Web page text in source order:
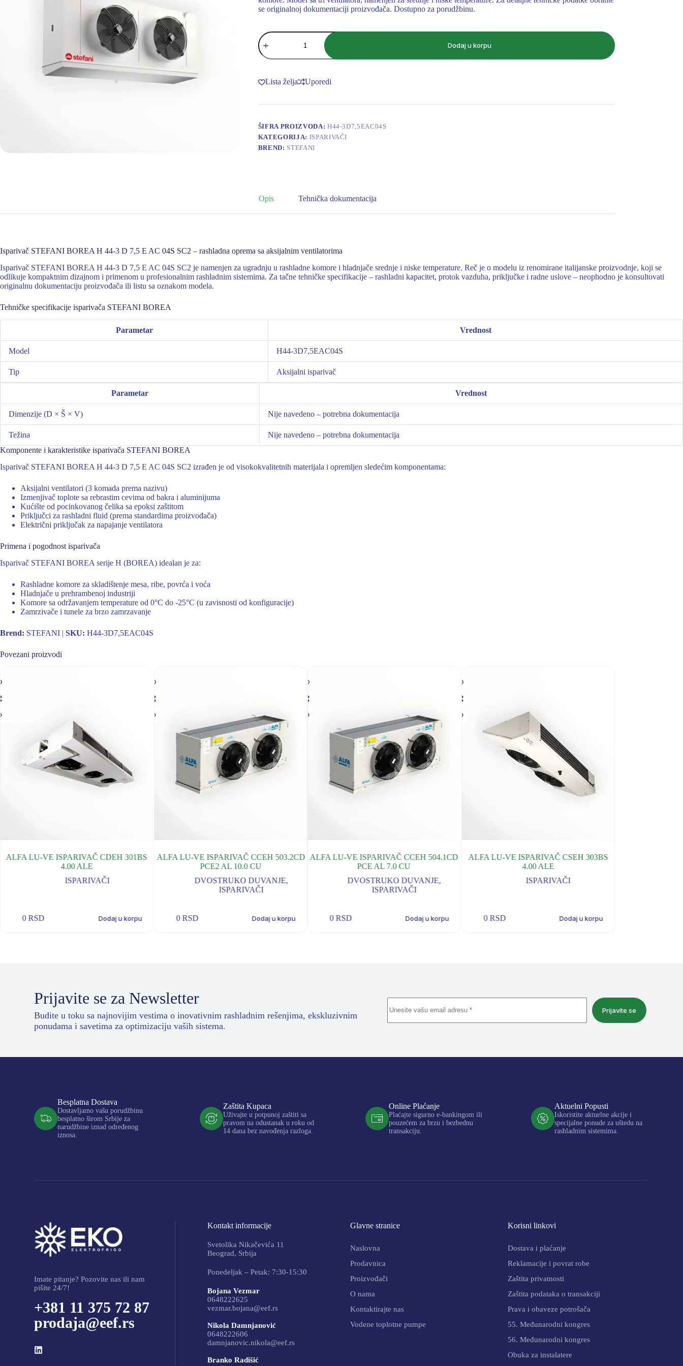
se originalnoj dokumentaciji proizvođača. Dostupno za porudžbinu.
ISPARIVAČ
STEFANI
BOREA
3
D
E
04S
SC2-
16.5
kW,13100
Dodaj u korpu
Lista želja Uporedi
ŠIFRA PROIZVODA: H44-3D7,5EAC04S
KATEGORIJA: ISPARIVAČI
BREND: STEFANI
Opis Tehnička dokumentacija
Isparivač STEFANI BOREA H 44-3 D 7,5 E AC 04S SC2 – rashladna oprema sa aksijalnim ventilatorima
Isparivač STEFANI BOREA H 44-3 D 7,5 E AC 04S SC2 je namenjen za ugradnju u rashladne komore i hladnjače srednje i niske temperature. Reč je o modelu iz renomirane italijanske proizvodnje, koji se
odlikuje kompaktnim dizajnom i primenom u profesionalnim rashladnim sistemima. Za tačne tehničke specifikacije – rashladni kapacitet, protok vazduha, priključke i radne uslove – neophodno je konsultovati
originalnu dokumentaciju proizvođača ili listu sa oznakom modela.
Tehničke specifikacije isparivača STEFANI BOREA
Parametar Vrednost
Model H44-3D7,5EAC04S
Tip Aksijalni isparivač
Parametar Vrednost
Dimenzije (D × Š × V) Nije navedeno – potrebna dokumentacija
Težina
Nije navedeno – potrebna dokumentacija
Komponente i karakteristike isparivača STEFANI BOREA
Isparivač STEFANI BOREA H 44-3 D 7,5 E AC 04S SC2 izrađen je od visokokvalitetnih materijala i opremljen sledećim komponentama:
Aksijalni ventilatori (3 komada prema nazivu)
Izmenjivač toplote sa rebrastim cevima od bakra i aluminijuma
Kućište od pocinkovanog čelika sa epoksi zaštitom
Priključci za rashladni fluid (prema standardima proizvođača)
Električni priključak za napajanje ventilatora
Primena i pogodnost isparivača
Isparivač STEFANI BOREA serije H (BOREA) idealan je za:
Rashladne komore za skladištenje mesa, ribe, povrća i voća
Hladnjače u prehrambenoj industriji
Komore sa održavanjem temperature od 0°C do -25°C (u zavisnosti od konfiguracije)
Zamrzivače i tunele za brzo zamrzavanje
Brend: STEFANI | SKU: H44-3D7,5EAC04S
Povezani proizvodi
ALFA LU-VE ISPARIVAČ CDEH 301BS
4.00 ALE
ISPARIVAČI
0RSD Dodaj u korpu
ALFA LU-VE ISPARIVAČ CCEH 503.2CD
PCE2 AL 10.0 CU
DVOSTRUKO DUVANJE,
ISPARIVAČI
0 RSD Dodaj u korpu
ALFA LU-VE ISPARIVAČ CCEH 504.1CD
PCE AL 7.0 CU
DVOSTRUKO DUVANJE,
ISPARIVAČI
0 RSD Dodaj u korpu
ALFA LU-VE ISPARIVAČ CSEH 303BS
4.00 ALE
ISPARIVAČI
0 RSD Dodaj u korpu
Prijavite se za Newsletter
Budite u toku sa najnovijim vestima o inovativnim rashladnim rešenjima, ekskluzivnim
ponudama i savetima za optimizaciju vaših sistema.
Prijavite se
Besplatna Dostava
Dostavljamo vašu porudžbinu
besplatno širom Srbije za
narudžbine iznad određenog
iznosa.
Zaštita Kupaca
Uživajte u potpunoj zaštiti sa
pravom na odustanak u roku od
14 dana bez navođenja razloga.
Online Plaćanje
Plaćajte sigurno e-bankingom ili
pouzećem za brzu i bezbednu
transakciju.
Aktuelni Popusti
Iskoristite aktuelne akcije i
specijalne ponude za uštedu na
rashladnim sistemima.
Imate pitanje? Pozovite nas ili nam
pišite 24/7!
+381 11 375 72 87
prodaja@eef.rs
Kontakt informacije
Svetolika Nikačevića 11
Beograd, Srbija
Ponedeljak – Petak: 7:30-15:30
Bojana Vezmar
0648222625
vezmar.bojana@eef.rs
Nikola Damnjanović
0648222606
damnjanovic.nikola@eef.rs
Branko Radišić
Glavne stranice
Naslovna
Prodavnica
Proizvođači
O nama
Kontaktirajte nas
Vodene toplotne pumpe
Korisni linkovi
Dostava i plaćanje
Reklamacije i povrat robe
Zaštita privatnosti
Zaštita podataka o transakciji
Prava i obaveze potrošača
55. Međunarodni kongres
56. Međunarodni kongres
Obuka za instalatere